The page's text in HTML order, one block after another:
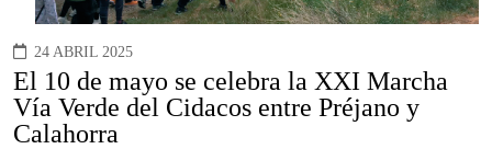
24 ABRIL 2025
El 10 de mayo se celebra la XXI Marcha
Vía Verde del Cidacos entre Préjano y
Calahorra